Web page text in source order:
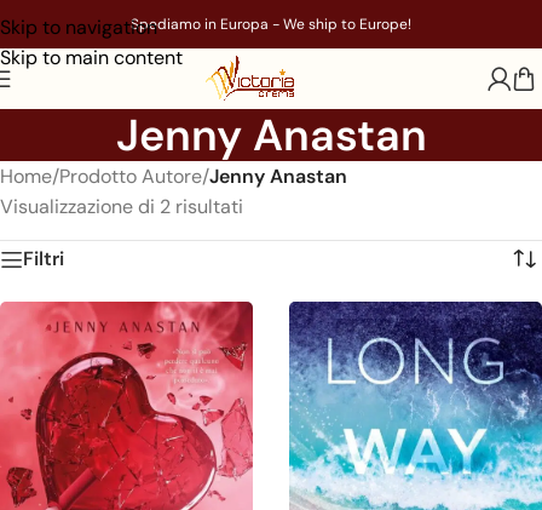
Skip to navigation
Skip to main content
Spediamo in Europa - We ship to Europe!
Jenny Anastan
Home/Prodotto Autore/Jenny Anastan
Visualizzazione di 2 risultati
Filtri